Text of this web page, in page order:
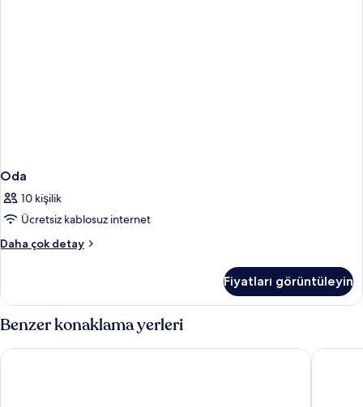
Oda
10 kişilik
Ücretsiz kablosuz internet
Daha çok detay
Oda
detay
Fiyatları görüntüleyin
Benzer konaklama yerleri
My Home Uzungol Valoria